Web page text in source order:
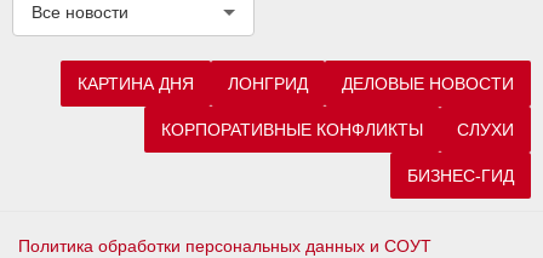
Все новости
КАРТИНА ДНЯ ЛОНГРИД ДЕЛОВЫЕ НОВОСТИ
КОРПОРАТИВНЫЕ КОНФЛИКТЫ СЛУХИ
БИЗНЕС-ГИД
Политика обработки персональных данных и СОУТ